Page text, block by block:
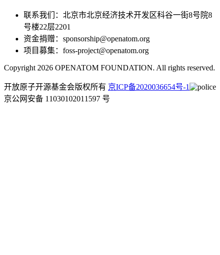
联系我们：北京市北京经济技术开发区科谷一街8号院8
号楼22层2201
资金捐赠：sponsorship@openatom.org
项目募集：foss-project@openatom.org
Copyright 2026 OPENATOM FOUNDATION. All rights reserved.
开放原子开源基金会版权所有 京ICP备2020036654号-1
京公网安备 11030102011597 号